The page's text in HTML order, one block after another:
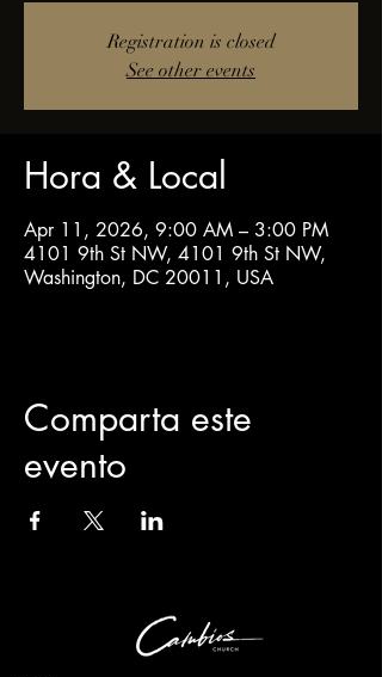
Registration is closed
See other events
Hora & Local
Apr 11, 2026, 9:00 AM – 3:00 PM
4101 9th St NW, 4101 9th St NW,
Washington, DC 20011, USA
Comparta este
evento